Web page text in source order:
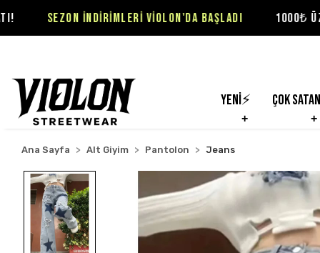
İNDİRİMLERİ VİOLON'DA BAŞLADI 1000₺ ÜZERİ
Yeni⚡ Çok
Ana Sayfa Alt Giyim Pantolon Jeans